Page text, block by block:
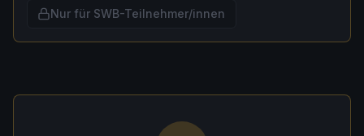
Nur für SWB-Teilnehmer/innen